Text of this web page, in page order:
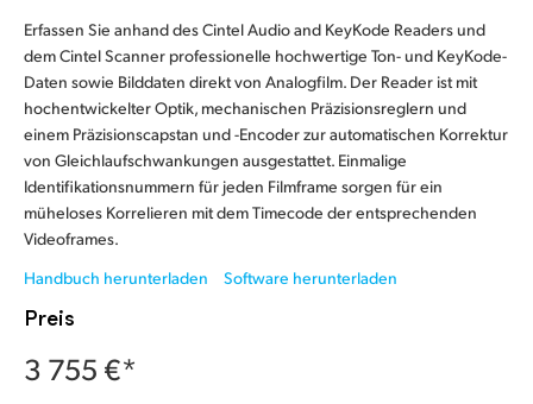
Hong Kong SAR, China
India
Italy
Japan
Erfassen Sie anhand des Cintel Audio and KeyKode Readers und
dem Cintel Scanner professionelle hochwertige Ton- und KeyKode-
Daten sowie Bilddaten direkt von Analogfilm. Der Reader ist mit
hochentwickelter Optik, mechanischen Präzisionsreglern und
einem Präzisionscapstan und -Encoder zur automatischen Korrektur
von Gleichlaufschwankungen ausgestattet. Einmalige
Identifikationsnummern für jeden Filmframe sorgen für ein
müheloses Korrelieren mit dem Timecode der entsprechenden
Videoframes.
Handbuch herunterladen
Software herunterladen
Preis
3 755 €*